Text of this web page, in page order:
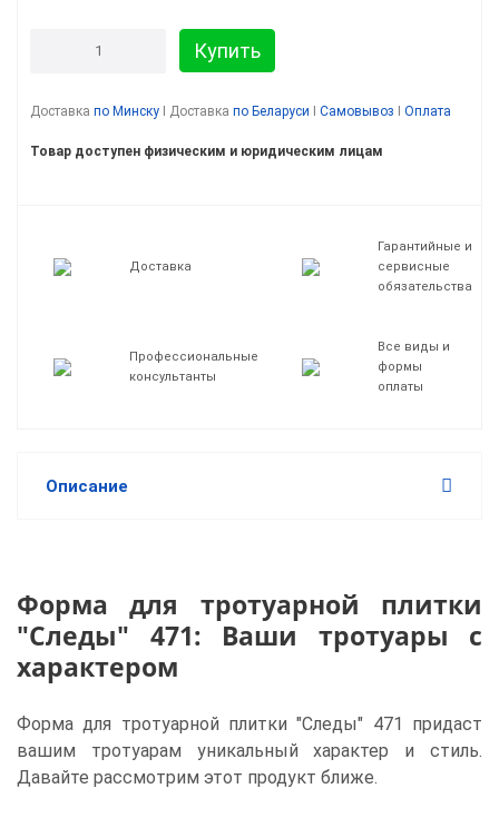
Купить
Доставка по Минску I Доставка по Беларуси I Самовывоз I Оплата
Товар доступен физическим и юридическим лицам
Доставка
Гарантийные и
сервисные
обязательства
Профессиональные
консультанты
Все виды и
формы
оплаты
Описание
Форма для тротуарной плитки
"Следы" 471: Ваши тротуары с
характером
Форма для тротуарной плитки "Следы" 471 придаст
вашим тротуарам уникальный характер и стиль.
Давайте рассмотрим этот продукт ближе.